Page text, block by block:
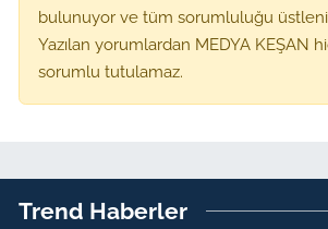
bulunuyor ve tüm sorumluluğu
Yazılan yorumlardan MEDYA KEŞAN
sorumlu tutulamaz.
Trend Haberler